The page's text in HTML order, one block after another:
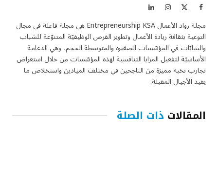
فيسبوك الانستغراملينكدإن
مجلة رواد الأعمال Entrepreneurship KSA هي مجلة فاعلة في مجال
التوعية بثقافة ريادة الأعمال وتطوير الفرص الوظيفيّة المتنوّعة للشباب
والشابّات في المؤسّسات الصغيرة والمتوسطة الحجم، وهي الدعامة
الأساسيّة لتفعيل المزايا التنافسية لهذه المؤسّسات من خلال استعراض
تجارب نخبة مميزة من الناجحين في مختلف الميادين واستخلاص ما
يفيد الأجيال المقبلة.
المقالات ذات الصلة